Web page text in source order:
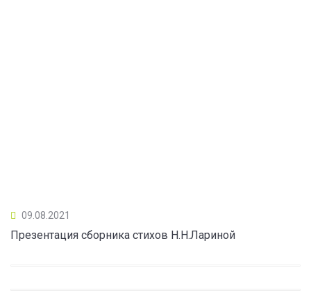
09.08.2021
Презентация сборника стихов Н.Н.Лариной